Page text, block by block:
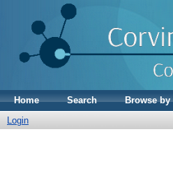
Home Search Browse by
Login